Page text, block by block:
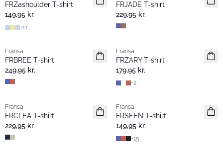
FRZashoulder T-shirt
149,95 kr.
+11
Nyhed
FRJADE T-shirt
229,95 kr.
Nyhed
Fransa
FRBREE T-shirt
249,95 kr.
Extended size
Nyhed
Fransa
FRZARY T-shirt
179,95 kr.
+2
Extended size
Nyhed
Fransa
FRCLEA T-shirt
229,95 kr.
Nyhed
Fransa
FRSEEN T-shirt
149,95 kr.
+15